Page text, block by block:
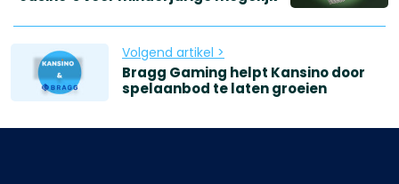
Volgend artikel >
Bragg Gaming helpt Kansino door
spelaanbod te laten groeien